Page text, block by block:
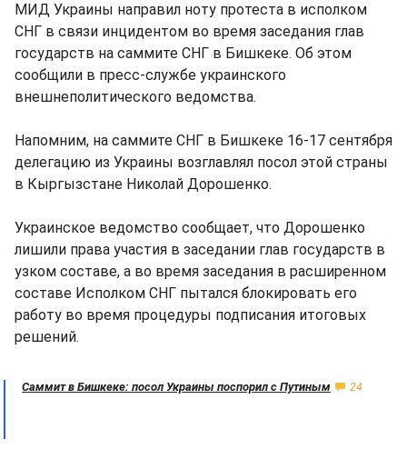
МИД Украины направил ноту протеста в исполком
СНГ в связи инцидентом во время заседания глав
государств на саммите СНГ в Бишкеке. Об этом
сообщили в пресс-службе украинского
внешнеполитического ведомства.
Напомним, на саммите СНГ в Бишкеке 16-17 сентября
делегацию из Украины возглавлял посол этой страны
в Кыргызстане Николай Дорошенко.
Украинское ведомство сообщает, что Дорошенко
лишили права участия в заседании глав государств в
узком составе, а во время заседания в расширенном
составе Исполком СНГ пытался блокировать его
работу во время процедуры подписания итоговых
решений.
Саммит в Бишкеке: посол Украины поспорил с Путиным 24